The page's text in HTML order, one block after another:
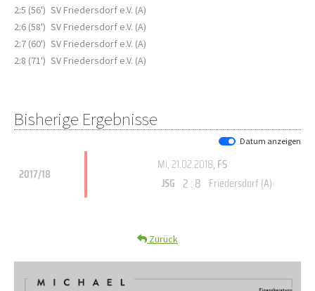
2:5 (56') SV Friedersdorf e.V. (A)
2:6 (58') SV Friedersdorf e.V. (A)
2:7 (60') SV Friedersdorf e.V. (A)
2:8 (71') SV Friedersdorf e.V. (A)
Bisherige Ergebnisse
Datum anzeigen
2017/18
Mi, 21.02.2018, FS
JSG 2 : 8 Friedersdorf (A)
Zurück